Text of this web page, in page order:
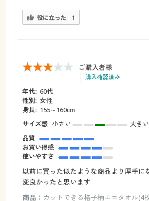
役に立った 1
ご購入者様
購入確認済み
年代: 60代
性別: 女性
身長: 155～160cm
サイズ感 小さい
大きい
品質
お買い得感
使いやすさ
以前に買った似たような商品より厚手に
変良かったと思います
商品： カットできる格子柄エコタオル(4